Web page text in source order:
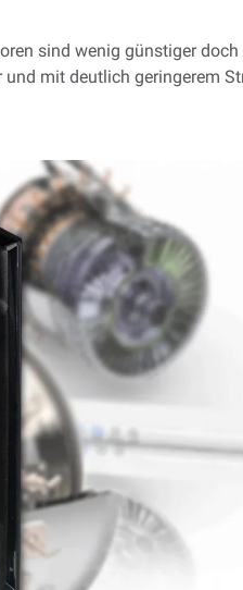
sind wenig günstiger doch
mit deutlich geringerem